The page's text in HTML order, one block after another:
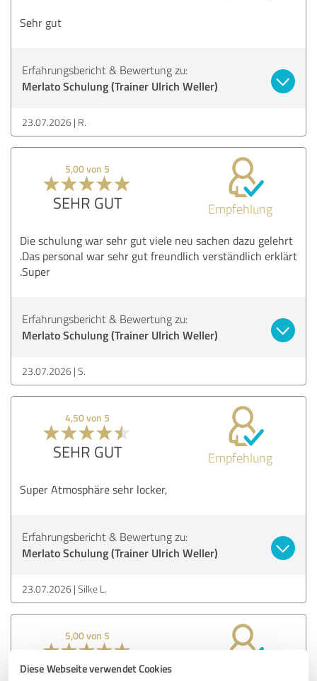
Diese Webseite verwendet Cookies
Sehr gut
Erfahrungsbericht & Bewertung zu:
Merlato Schulung (Trainer Ulrich Weller)
23.07.2026 R.
5,00 von 5
SEHR GUT Empfehlung
Die schulung war sehr gut viele neu sachen dazu gelehrt
.Das personal war sehr gut freundlich verständlich erklärt
.Super
Erfahrungsbericht & Bewertung zu:
Merlato Schulung (Trainer Ulrich Weller)
23.07.2026 S.
4,50 von 5
SEHR GUT Empfehlung
Super Atmosphäre sehr locker,
Erfahrungsbericht & Bewertung zu:
Merlato Schulung (Trainer Ulrich Weller)
23.07.2026 Silke L.
5,00 von 5
SEHR GUT